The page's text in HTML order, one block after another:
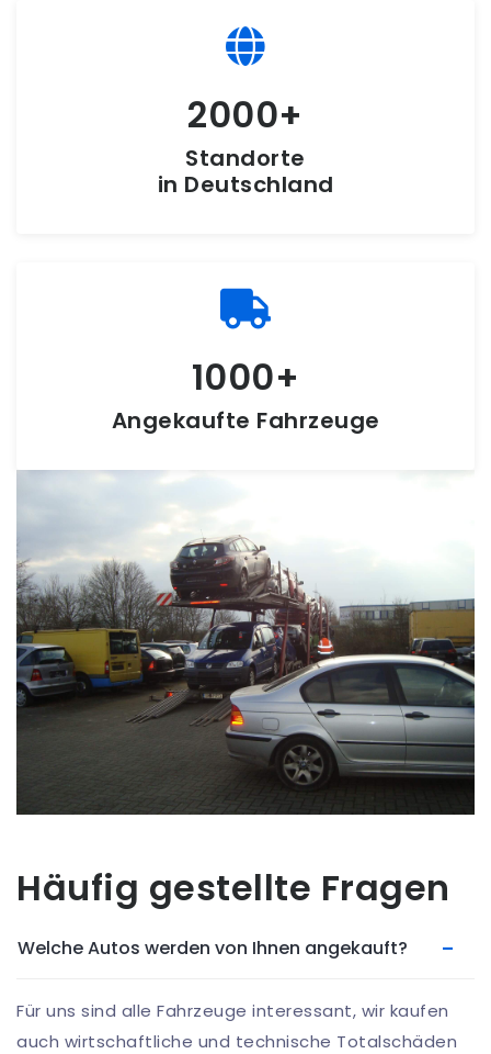
2000
Standorte
in Deutschland
1000
Angekaufte Fahrzeuge
Häufig gestellte Fragen
Welche Autos werden von Ihnen angekauft?
Für uns sind alle Fahrzeuge interessant, wir kaufen
auch wirtschaftliche und technische Totalschäden